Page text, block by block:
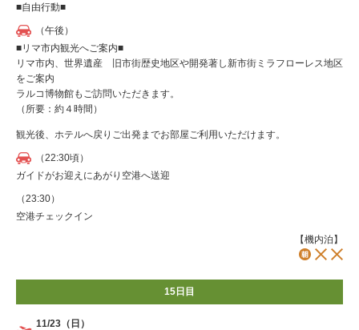
■自由行動■
（午後）
■リマ市内観光へご案内■
リマ市内、世界遺産 旧市街歴史地区や開発著し新市街ミラフローレス地区
をご案内
ラルコ博物館もご訪問いただきます。
（所要：約４時間）
観光後、ホテルへ戻りご出発までお部屋ご利用いただけます。
（22:30頃）
ガイドがお迎えにあがり空港へ送迎
（23:30）
空港チェックイン
【機内泊】
15日目
11/23（日）